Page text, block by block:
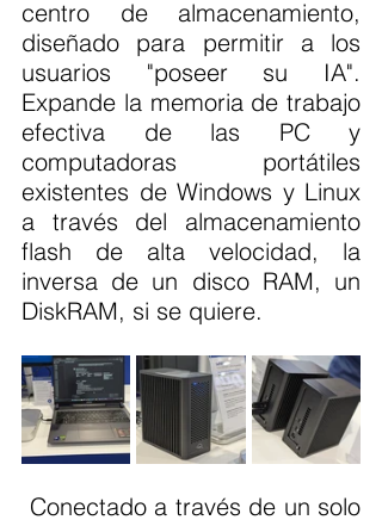
centro de almacenamiento,
diseñado para permitir a los
usuarios "poseer su IA".
Expande la memoria de trabajo
efectiva de las PC y
computadoras portátiles
existentes de Windows y Linux
a través del almacenamiento
flash de alta velocidad, la
inversa de un disco RAM, un
DiskRAM, si se quiere.